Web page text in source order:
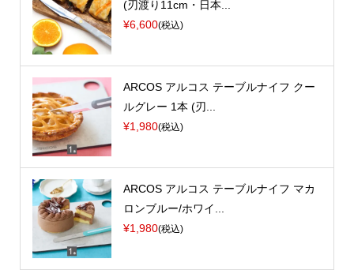
(刃渡り11cm・日本...
¥6,600(税込)
ARCOS アルコス テーブルナイフ クー
ルグレー 1本 (刃...
¥1,980(税込)
ARCOS アルコス テーブルナイフ マカ
ロンブルー/ホワイ...
¥1,980(税込)